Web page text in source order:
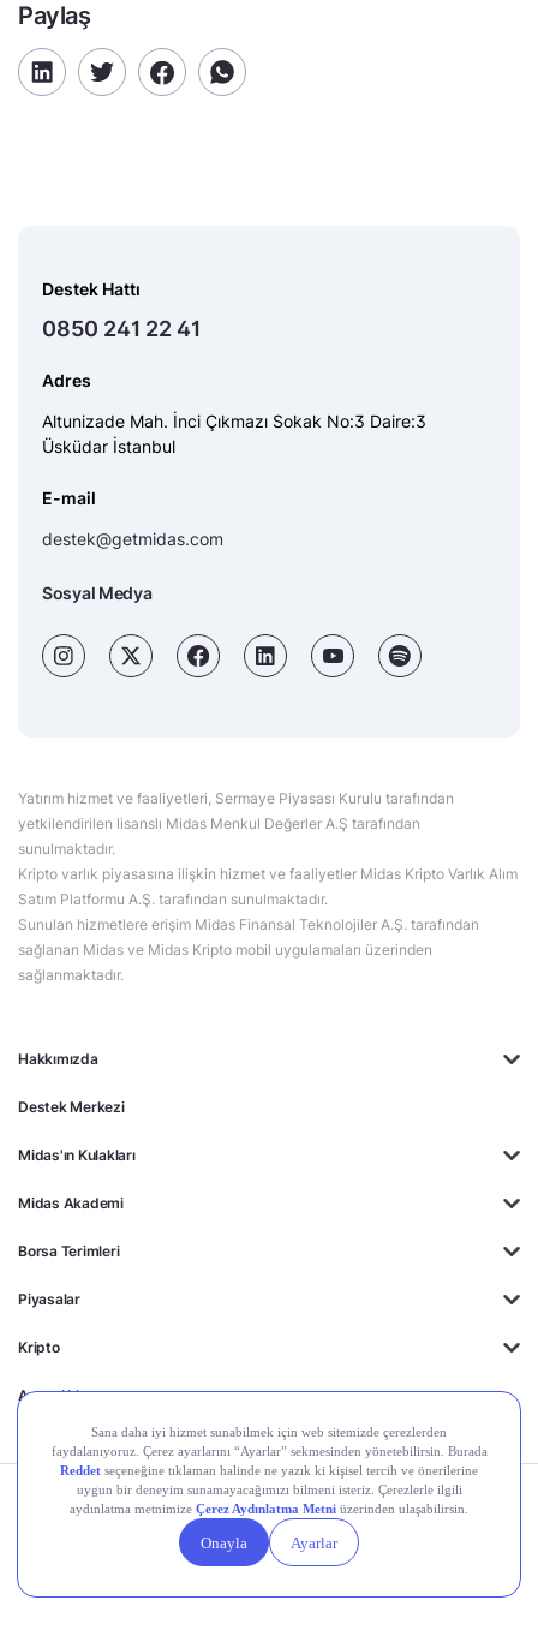
Paylaş
Hakkımızda
Destek Merkezi
Midas'ın Kulakları
Midas Akademi
Borsa Terimleri
Piyasalar
Kripto
Ayrıcalıklar
Destek Hattı
0850 241 22 41
Adres
Altunizade Mah. İnci Çıkmazı Sokak No:3 Daire:3
Üsküdar İstanbul
E-mail
destek@getmidas.com
Sosyal Medya
Yatırım hizmet ve faaliyetleri, Sermaye Piyasası Kurulu tarafından
yetkilendirilen lisanslı Midas Menkul Değerler A.Ş tarafından
sunulmaktadır.
Kripto varlık piyasasına ilişkin hizmet ve faaliyetler Midas Kripto Varlık Alım
Satım Platformu A.Ş. tarafından sunulmaktadır.
Sunulan hizmetlere erişim Midas Finansal Teknolojiler A.Ş. tarafından
sağlanan Midas ve Midas Kripto mobil uygulamaları üzerinden
sağlanmaktadır.
Kişisel Verilerin
Gizlilik
Yasal
Duyurular
Çerez